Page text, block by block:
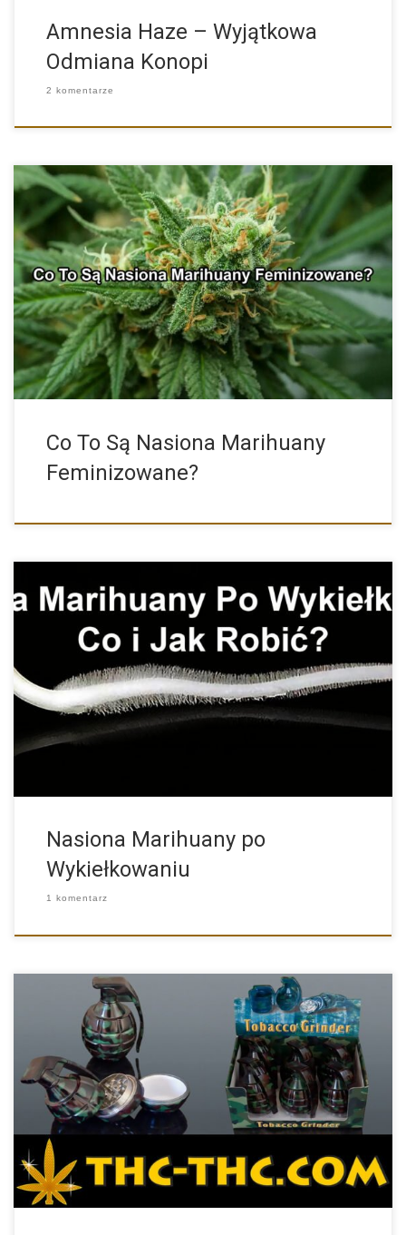
Amnesia Haze – Wyjątkowa
Odmiana Konopi
2 komentarze
Do nie tak dawna uprawa marihuany to była pewnego rodzaju […]
Co To Są Nasiona Marihuany
Feminizowane?
Wykiełkowane Nasiona Marihuany i Konopi – Co i Jak z […]
Nasiona Marihuany po
Wykiełkowaniu
1 komentarz
Spokojnie to tylko młynek do mielenia ziół i marihuany w […]